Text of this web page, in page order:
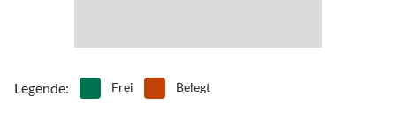
Legende: Frei Belegt